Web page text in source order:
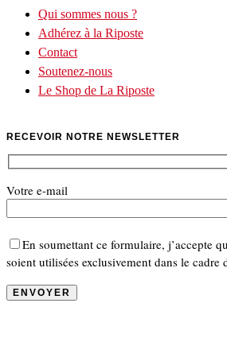
Qui sommes nous ?
Adhérez à la Riposte
Contact
Soutenez-nous
Le Shop de La Riposte
RECEVOIR NOTRE NEWSLETTER
Votre e-mail
En soumettant ce formulaire, j’accepte
soient utilisées exclusivement dans le cadre